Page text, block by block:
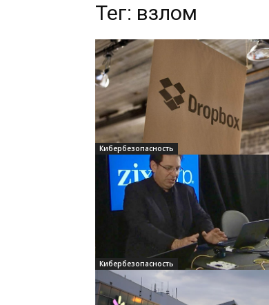
Тег: взлом
Кибербезопасность
Кибербезопасность